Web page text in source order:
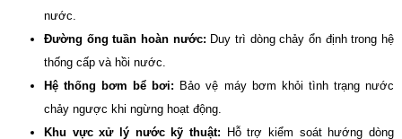
nước.
Đường ống tuần hoàn nước: Duy trì dòng chảy ổn định trong hệ
thống cấp và hồi nước.
Hệ thống bơm bể bơi: Bảo vệ máy bơm khỏi tình trạng nước
chảy ngược khi ngừng hoạt động.
Khu vực xử lý nước kỹ thuật: Hỗ trợ kiểm soát hướng dòng